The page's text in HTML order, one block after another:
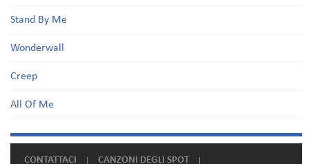
Stand By Me
Wonderwall
Creep
All Of Me
CONTATTACI CANZONI DEGLI SPOT